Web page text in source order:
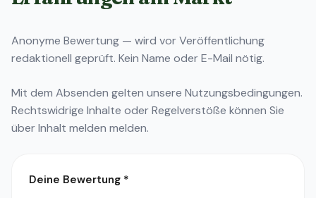
Anonyme Bewertung — wird vor Veröffentlichung
redaktionell geprüft. Kein Name oder E-Mail nötig.
Mit dem Absenden gelten unsere Nutzungsbedingungen.
Rechtswidrige Inhalte oder Regelverstöße können Sie
überInhalt melden melden.
Deine Bewertung *